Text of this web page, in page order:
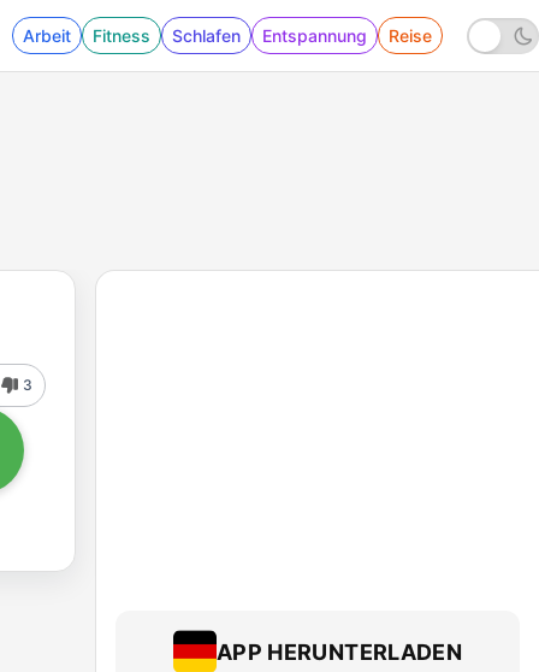
Arbeit Fitness Schlafen Entspannung Reise
3
APP HERUNTERLADEN